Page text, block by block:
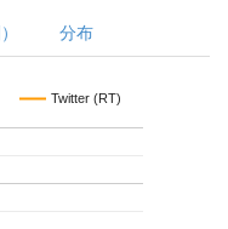
分布
Twitter (RT)